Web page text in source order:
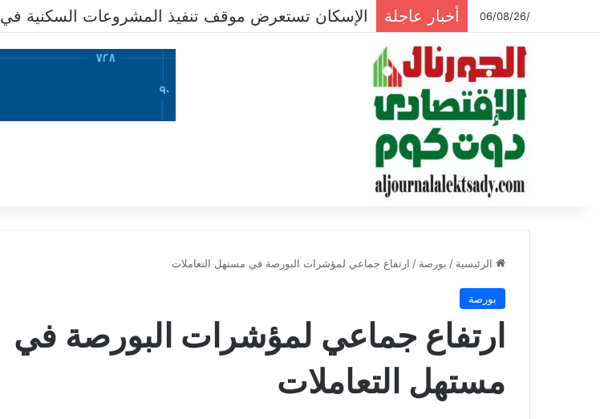
/06/08/26 أخبار عاجلة الإسكان تستعرض موقف تنفيذ المشروعات السكنية في 5 مدن جديدة
الرئيسية / بورصة / ارتفاع جماعي لمؤشرات البورصة في مستهل التعاملات
بورصة
ارتفاع جماعي لمؤشرات البورصة في
مستهل التعاملات